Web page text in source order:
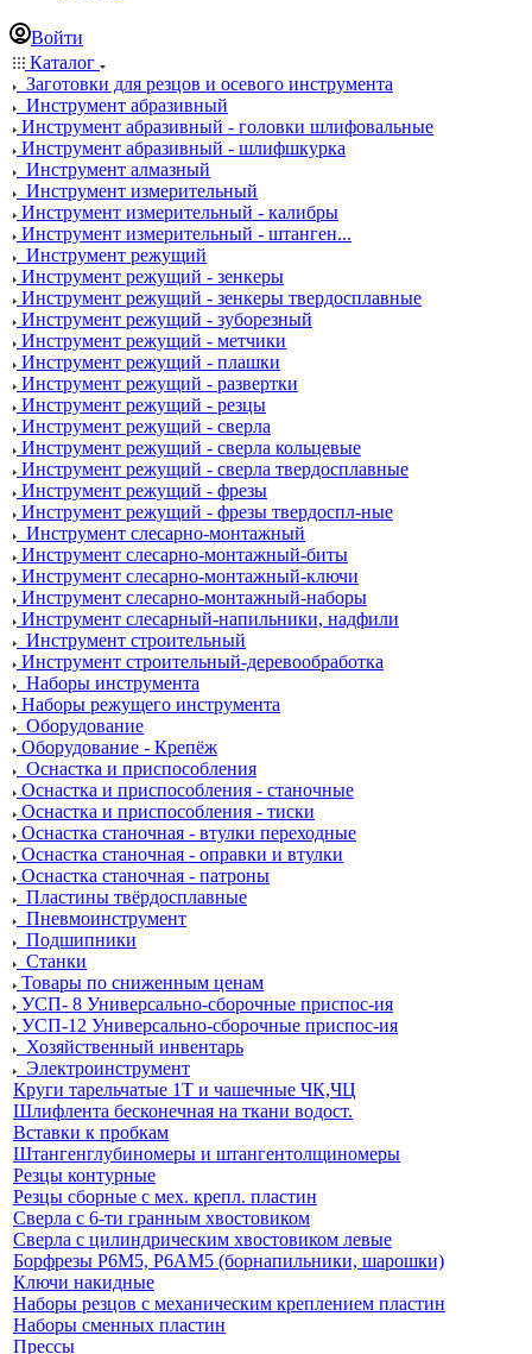
Войти
Каталог
Заготовки для резцов и осевого инструмента
Инструмент абразивный
Инструмент абразивный - головки шлифовальные
Инструмент абразивный - шлифшкурка
Инструмент алмазный
Инструмент измерительный
Инструмент измерительный - калибры
Инструмент измерительный - штанген...
Инструмент режущий
Инструмент режущий - зенкеры
Инструмент режущий - зенкеры твердосплавные
Инструмент режущий - зуборезный
Инструмент режущий - метчики
Инструмент режущий - плашки
Инструмент режущий - развертки
Инструмент режущий - резцы
Инструмент режущий - сверла
Инструмент режущий - сверла кольцевые
Инструмент режущий - сверла твердосплавные
Инструмент режущий - фрезы
Инструмент режущий - фрезы твердоспл-ные
Инструмент слесарно-монтажный
Инструмент слесарно-монтажный-биты
Инструмент слесарно-монтажный-ключи
Инструмент слесарно-монтажный-наборы
Инструмент слесарный-напильники, надфили
Инструмент строительный
Инструмент строительный-деревообработка
Наборы инструмента
Наборы режущего инструмента
Оборудование
Оборудование - Крепёж
Оснастка и приспособления
Оснастка и приспособления - станочные
Оснастка и приспособления - тиски
Оснастка станочная - втулки переходные
Оснастка станочная - оправки и втулки
Оснастка станочная - патроны
Пластины твёрдосплавные
Пневмоинструмент
Подшипники
Станки
Товары по сниженным ценам
УСП- 8 Универсально-сборочные приспос-ия
УСП-12 Универсально-сборочные приспос-ия
Хозяйственный инвентарь
Электроинструмент
Круги тарельчатые 1Т и чашечные ЧК,ЧЦ
Шлифлента бесконечная на ткани водост.
Вставки к пробкам
Штангенглубиномеры и штангентолщиномеры
Резцы контурные
Резцы сборные с мех. крепл. пластин
Сверла с 6-ти гранным хвостовиком
Сверла с цилиндрическим хвостовиком левые
Борфрезы Р6М5, Р6АМ5 (борнапильники, шарошки)
Ключи накидные
Наборы резцов с механическим креплением пластин
Наборы сменных пластин
Прессы